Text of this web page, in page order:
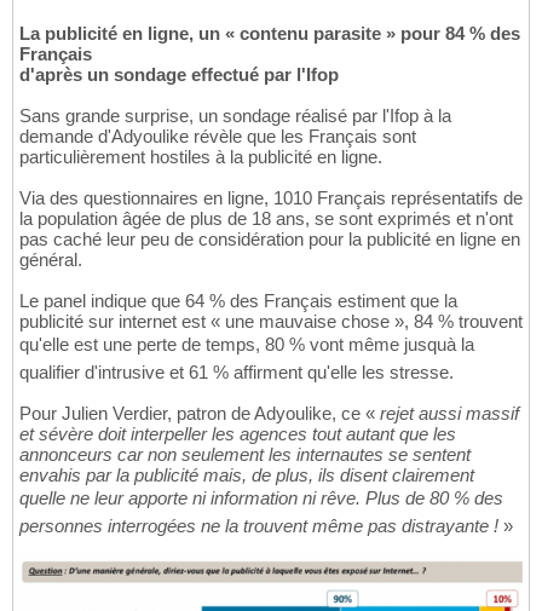
La publicité en ligne, un « contenu parasite » pour 84 % des
Français
d'après un sondage effectué par l'Ifop
Sans grande surprise, un sondage réalisé par l'Ifop à la
demande d'Adyoulike révèle que les Français sont
particulièrement hostiles à la publicité en ligne.
Via des questionnaires en ligne, 1010 Français représentatifs de
la population âgée de plus de 18 ans, se sont exprimés et n'ont
pas caché leur peu de considération pour la publicité en ligne en
général.
Le panel indique que 64 % des Français estiment que la
publicité sur internet est « une mauvaise chose », 84 % trouvent
qu'elle est une perte de temps, 80 % vont même jusquà la
qualifier d'intrusive et 61 % affirment qu'elle les stresse.
Pour Julien Verdier, patron de Adyoulike, ce « rejet aussi massif
et sévère doit interpeller les agences tout autant que les
annonceurs car non seulement les internautes se sentent
envahis par la publicité mais, de plus, ils disent clairement
quelle ne leur apporte ni information ni rêve. Plus de 80 % des
personnes interrogées ne la trouvent même pas distrayante ! »